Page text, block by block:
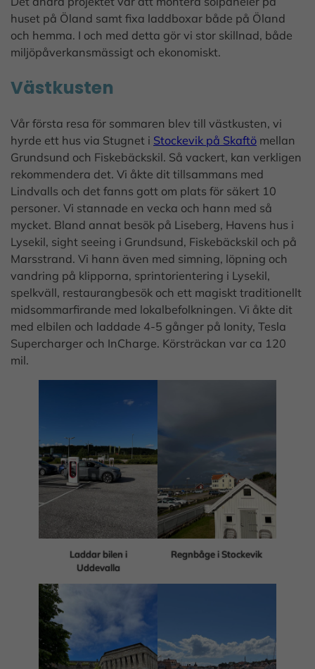
huset på Öland samt fixa laddboxar både på Öland
och hemma. I och med detta gör vi stor skillnad, både
miljöpåverkansmässigt och ekonomiskt.
Västkusten
Vår första resa för sommaren blev till västkusten, vi
hyrde ett hus via Stugnet i Stockevik på Skaftö mellan
Grundsund och Fiskebäckskil. Så vackert, kan verkligen
rekommendera det. Vi åkte dit tillsammans med
Lindvalls och det fanns gott om plats för säkert 10
personer. Vi stannade en vecka och hann med så
mycket. Bland annat besök på Liseberg, Havens hus i
Lysekil, sight seeing i Grundsund, Fiskebäckskil och på
Marsstrand. Vi hann även med simning, löpning och
vandring på klipporna, sprintorientering i Lysekil,
spelkväll, restaurangbesök och ett magiskt traditionellt
midsommarfirande med lokalbefolkningen. Vi åkte dit
med elbilen och laddade 4-5 gånger på Ionity, Tesla
Supercharger och InCharge. Körsträckan var ca 120
mil.
Laddar bilen i
Uddevalla
Regnbåge i Stockevik